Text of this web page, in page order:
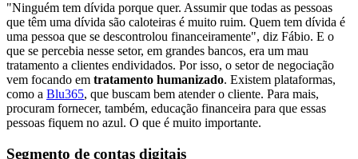
"Ninguém tem dívida porque quer. Assumir que todas as pessoas
que têm uma dívida são caloteiras é muito ruim. Quem tem dívida é
uma pessoa que se descontrolou financeiramente", diz Fábio. E o
que se percebia nesse setor, em grandes bancos, era um mau
tratamento a clientes endividados. Por isso, o setor de negociação
vem focando em tratamento humanizado. Existem plataformas,
como a Blu365, que buscam bem atender o cliente. Para mais,
procuram fornecer, também, educação financeira para que essas
pessoas fiquem no azul. O que é muito importante.
Segmento de contas digitais